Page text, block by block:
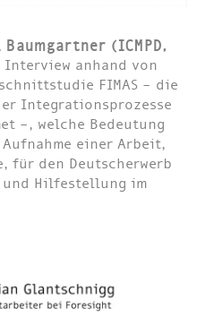
Baumgartner (ICMPD,
anhand von
FIMAS – die
Integrationsprozesse
–, welche Bedeutung
einer Arbeit,
für den Deutscherwerb
Hilfestellung im